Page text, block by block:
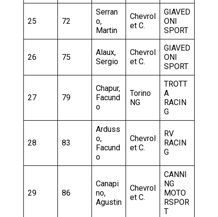
25 72
Serran
o,
Martin
Chevrol
et C.
GIAVED
ONI
SPORT
26 75
Alaux,
Sergio
Chevrol
et C.
GIAVED
ONI
SPORT
27 79
Chapur,
Facund
o
Torino
NG
TROTT
A
RACIN
G
28 83
Arduss
o,
Facund
o
Chevrol
et C.
RV
RACIN
G
29 86
Canapi
no,
Agustin
Chevrol
et C.
CANNI
NG
MOTO
RSPOR
T